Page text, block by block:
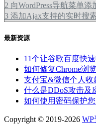
2 向WordPress导航菜单添
3 添加Ajax支持的实时搜
最新资源
11个让谷歌百度快
如何修复Chrome浏
支付宝&微信个人收
什么是DDoS攻击及
如何使用密码保护您
Copyright © 2019-2026 WP